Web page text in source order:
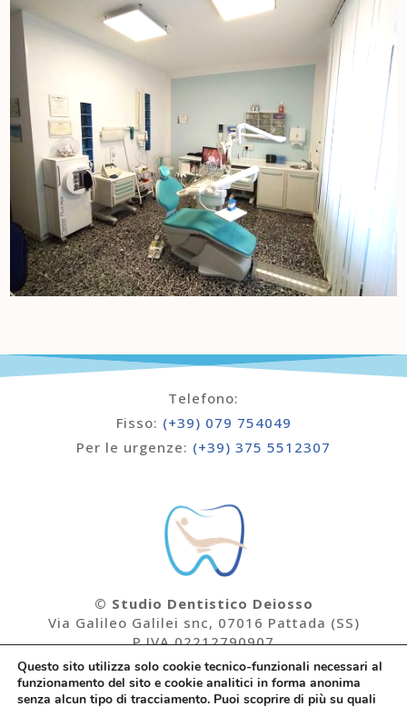
Telefono:
Fisso: (+39) 079 754049
Per le urgenze: (+39) 375 5512307
© Studio Dentistico Deiosso
Via Galileo Galilei snc, 07016 Pattada (SS)
P.IVA 02212790907
Documenti Legali:
Questo sito utilizza solo cookie tecnico-funzionali necessari al
funzionamento del sito e cookie analitici in forma anonima
senza alcun tipo di tracciamento. Puoi scoprire di più su quali